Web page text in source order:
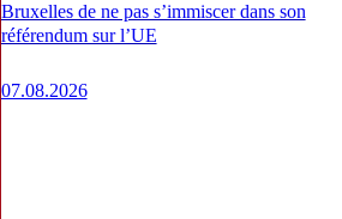
Bruxelles de ne pas s’immiscer dans son
référendum sur l’UE
07.08.2026